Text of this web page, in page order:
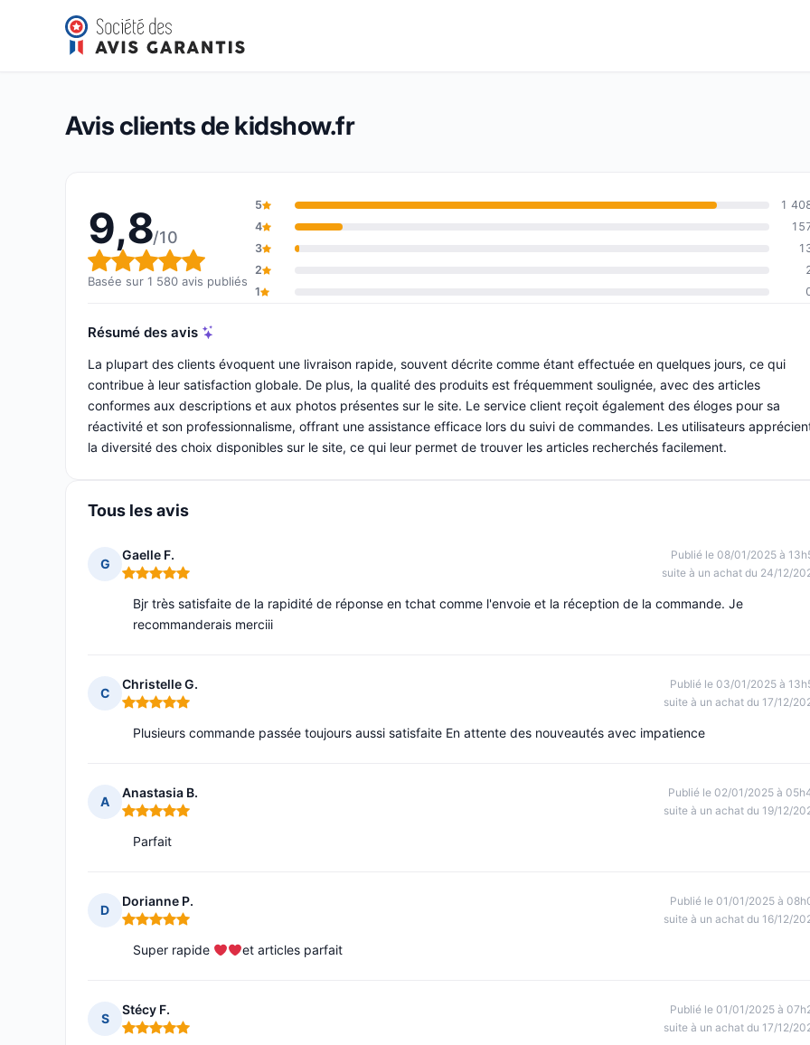
kidshow.fr
Note globale : 9,8 sur 10
9,8/10(1 580 avis)
Avis clients de kidshow.fr
9,8/10
Note globale : 9,8 sur 10
Basée sur 1 580 avis publiés
5
1
4
3
2
1
Résumé des avis
La plupart des clients évoquent une livraison rapide, souvent décrite comme étant effectuée en quelques jours, ce qui
contribue à leur satisfaction globale. De plus, la qualité des produits est fréquemment soulignée, avec des articles
conformes aux descriptions et aux photos présentes sur le site. Le service client reçoit également des éloges pour sa
réactivité et son professionnalisme, offrant une assistance efficace lors du suivi de commandes. Les utilisateurs
la diversité des choix disponibles sur le site, ce qui leur permet de trouver les articles recherchés facilement.
Tous les avis
G
Gaelle F.
Note : 5 sur 5
Publié le 08/01/2025 à
suite à un achat du 24/12/
Bjr très satisfaite de la rapidité de réponse en tchat comme l'envoie et la réception de la commande. Je
recommanderais merciii
C
Christelle G.
Note : 5 sur 5
Publié le 03/01/2025 à
suite à un achat du 17/12/
Plusieurs commande passée toujours aussi satisfaite En attente des nouveautés avec impatience
A
Anastasia B.
Note : 5 sur 5
Publié le 02/01/2025 à
suite à un achat du 19/12/
Parfait
D
Dorianne P.
Note : 5 sur 5
Publié le 01/01/2025 à
suite à un achat du 16/12/
Super rapide et articles parfait
S
Stécy F.
Note : 5 sur 5
Publié le 01/01/2025 à
suite à un achat du 17/12/